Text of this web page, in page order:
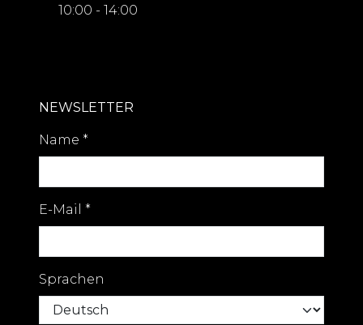
10:00 - 14:00
NEWSLETTER
Name *
E-Mail *
Sprachen